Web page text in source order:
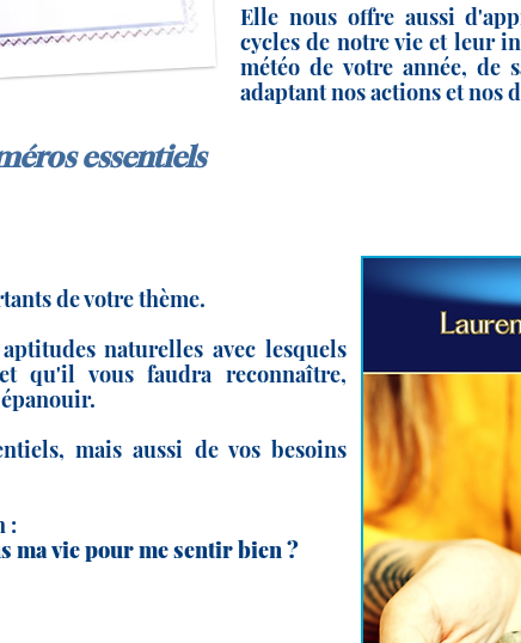
Elle nous offre aussi
cycles de notre vie et leur
météo de votre année, de
adaptant nos actions et nos
essentiels
de votre thème.
naturelles avec lesquels
qu'il vous faudra reconnaître,
mais aussi de vos besoins
:
ma vie pour me sentir bien ?